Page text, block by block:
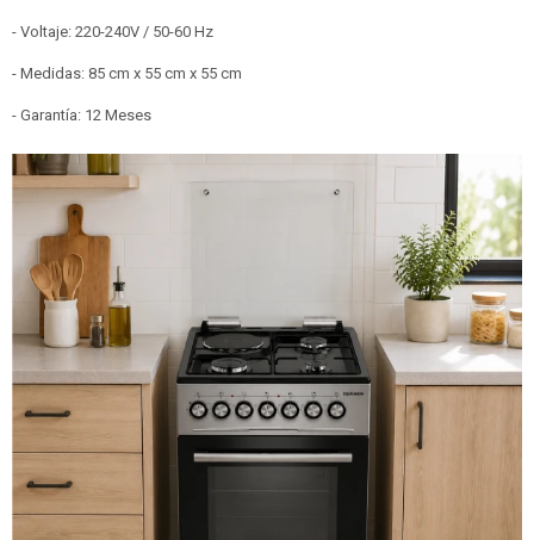
- Voltaje: 220-240V / 50-60 Hz
- Medidas: 85 cm x 55 cm x 55 cm
- Garantía: 12 Meses